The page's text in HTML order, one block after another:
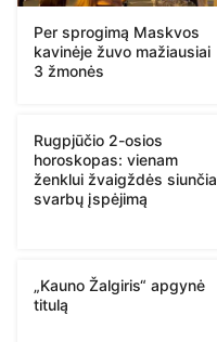
Per sprogimą Maskvos
kavinėje žuvo mažiausiai
3 žmonės
Rugpjūčio 2-osios
horoskopas: vienam
ženklui žvaigždės siunčia
svarbų įspėjimą
„Kauno Žalgiris“ apgynė
titulą